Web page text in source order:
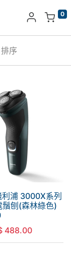
0
排序
利浦 3000X系列
鬚刨(森林綠色)
488.00